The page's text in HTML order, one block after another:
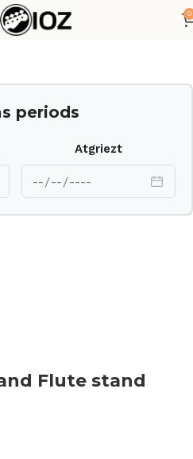
0
periods
Atgriezt
Flute stand